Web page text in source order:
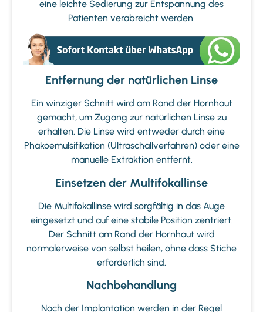
eine leichte Sedierung zur Entspannung des
Patienten verabreicht werden.
Entfernung der natürlichen Linse
Ein winziger Schnitt wird am Rand der Hornhaut
gemacht, um Zugang zur natürlichen Linse zu
erhalten. Die Linse wird entweder durch eine
Phakoemulsifikation (Ultraschallverfahren) oder eine
manuelle Extraktion entfernt.
Einsetzen der Multifokallinse
Die Multifokallinse wird sorgfältig in das Auge
eingesetzt und auf eine stabile Position zentriert.
Der Schnitt am Rand der Hornhaut wird
normalerweise von selbst heilen, ohne dass Stiche
erforderlich sind.
Nachbehandlung
Nach der Implantation werden in der Regel